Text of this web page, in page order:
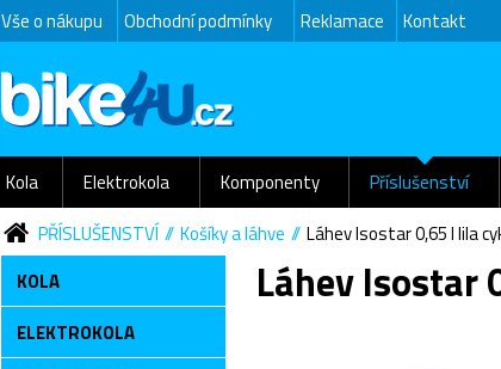
Vše o nákupu Obchodní podmínky Reklamace Kontakt
Kola Elektrokola Komponenty Příslušenství
PŘÍSLUŠENSTVÍ
Košíky a láhve
Láhev Isostar 0,65 l lila
KOLA
ELEKTROKOLA
Láhev Isostar